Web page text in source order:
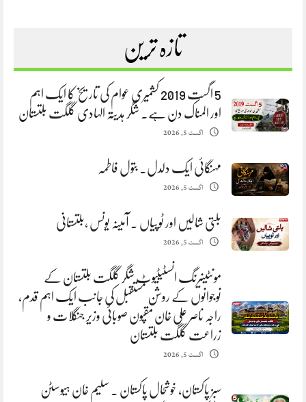
تازہ ترین
5 اگست 2019 کشمیری عوام کی تاریخ کا ایک اہم
اور المناک دن ہے. شگر ہدیتہ الہادی گلگت بلتستان
اگست 5, 2026
مہنگائی ایک دلدل. بتول فاطمہ
اگست 5, 2026
بلتی شالیں اور ٹوپیاں . آمینہ یونس ،بلتستانی
اگست 5, 2026
مونٹینیرنگ انسٹیٹیوٹ شگر گلگت بلتستان کے
نوجوانوں کے روشن مستقبل کی جانب ایک اہم قدم،
راجہ ناصر علی خان مقپون صوبائی وزیر جنگلات و
زراعت گلگت بلتستان
اگست 5, 2026
سبز پاکستان، خوشحال پاکستان . سلیم خان ہیوسٹن